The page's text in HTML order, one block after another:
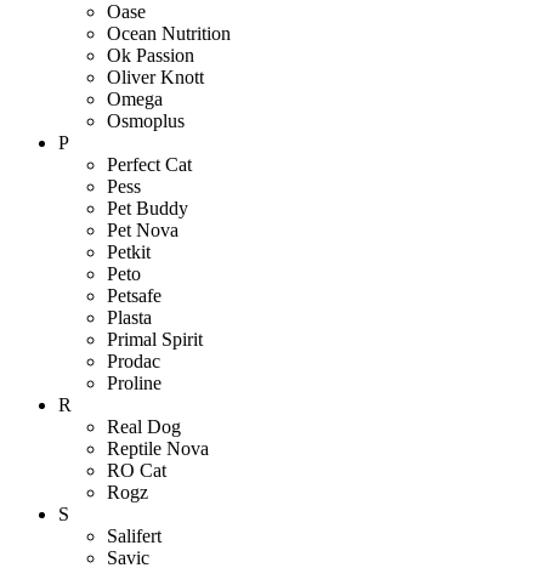
Oase
Ocean Nutrition
Ok Passion
Oliver Knott
Omega
Osmoplus
P
Perfect Cat
Pess
Pet Buddy
Pet Nova
Petkit
Peto
Petsafe
Plasta
Primal Spirit
Prodac
Proline
R
Real Dog
Reptile Nova
RO Cat
Rogz
S
Salifert
Savic